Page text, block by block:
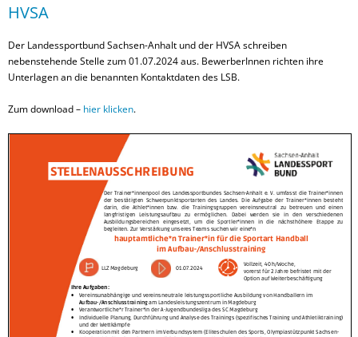
HVSA
Der Landessportbund Sachsen-Anhalt und der HVSA schreiben
nebenstehende Stelle zum 01.07.2024 aus. BewerberInnen richten ihre
Unterlagen an die benannten Kontaktdaten des LSB.
Zum download – hier klicken.